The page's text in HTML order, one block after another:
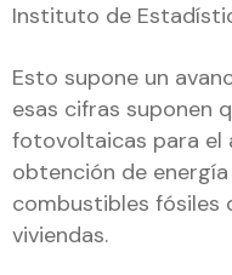
Instituto de
Esto supone un
esas cifras suponen
fotovoltaicas para el
obtención de
combustibles fósiles
viviendas.